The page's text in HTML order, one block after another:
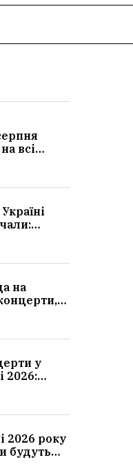
всі
на
у
2026:
2026 року
будуть